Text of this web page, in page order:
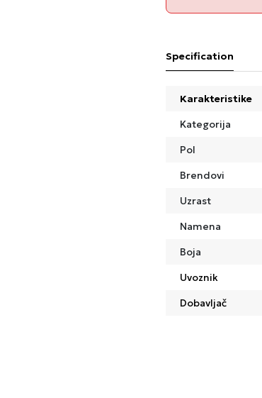
Specification
Karakteristike
Kategorija
Pol
Brendovi
Uzrast
Namena
Boja
Uvoznik
Dobavljač